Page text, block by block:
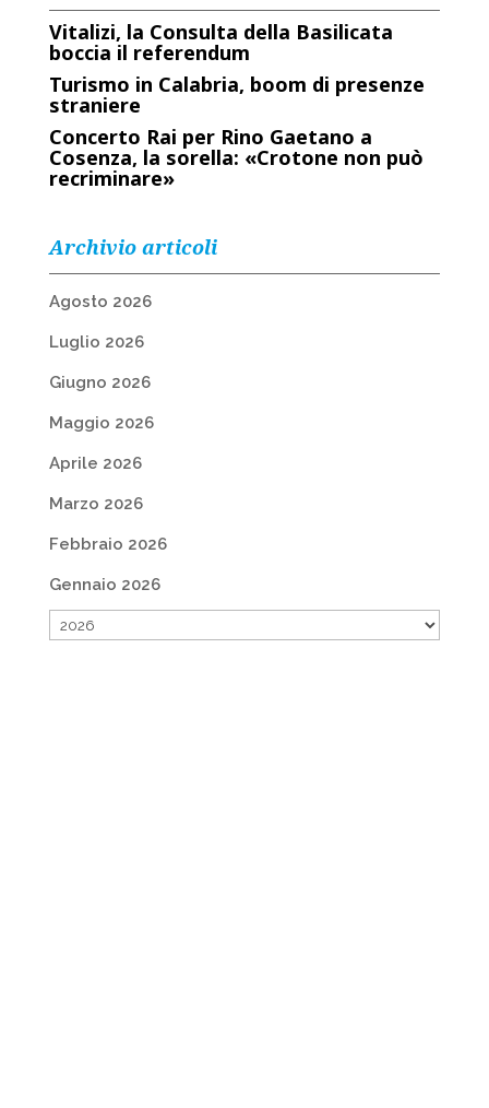
Vitalizi, la Consulta della Basilicata
boccia il referendum
Turismo in Calabria, boom di presenze
straniere
Concerto Rai per Rino Gaetano a
Cosenza, la sorella: «Crotone non può
recriminare»
Archivio articoli
Agosto 2026
Luglio 2026
Giugno 2026
Maggio 2026
Aprile 2026
Marzo 2026
Febbraio 2026
Gennaio 2026